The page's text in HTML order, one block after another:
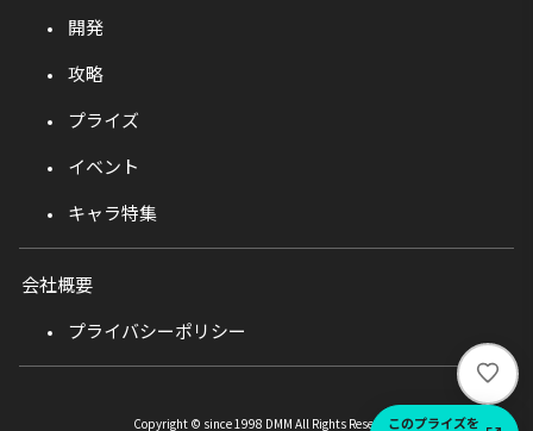
い
い
このプライズを
開発
攻略
プライズ
イベント
キャラ特集
会社概要
プライバシーポリシー
Copyright © since 1998 DMM All Rights Reserved.